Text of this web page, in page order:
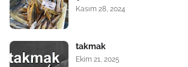
Kasım 28, 2024
takmak
Ekim 21, 2025